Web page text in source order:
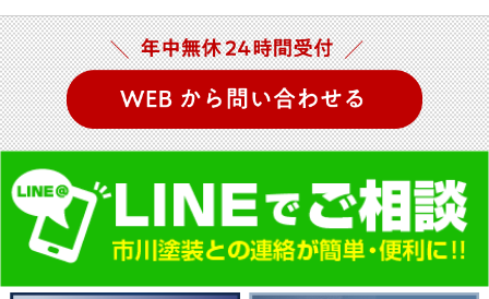
小山町の外装リフォーム
小山町の外装工事
小山町のサイディング塗装
小山町の住宅リフォーム外壁
小山町の光触媒外壁塗装
小山町の屋根修繕
小山町の屋根工事
小山町の屋根リフォーム
小山町のカバー工法
小山町の屋根修理